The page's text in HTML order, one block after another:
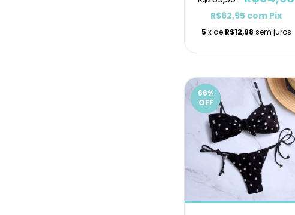
R$62,95 com Pix
5 x de R$12,98 sem juros
66%
OFF